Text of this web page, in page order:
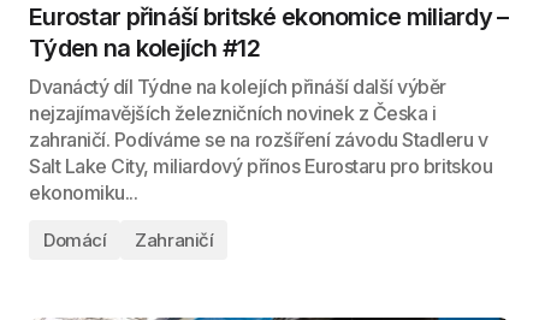
Eurostar přináší britské ekonomice miliardy –
Týden na kolejích #12
Dvanáctý díl Týdne na kolejích přináší další výběr
nejzajímavějších železničních novinek z Česka i
zahraničí. Podíváme se na rozšíření závodu Stadleru v
Salt Lake City, miliardový přínos Eurostaru pro britskou
ekonomiku...
Domácí Zahraničí